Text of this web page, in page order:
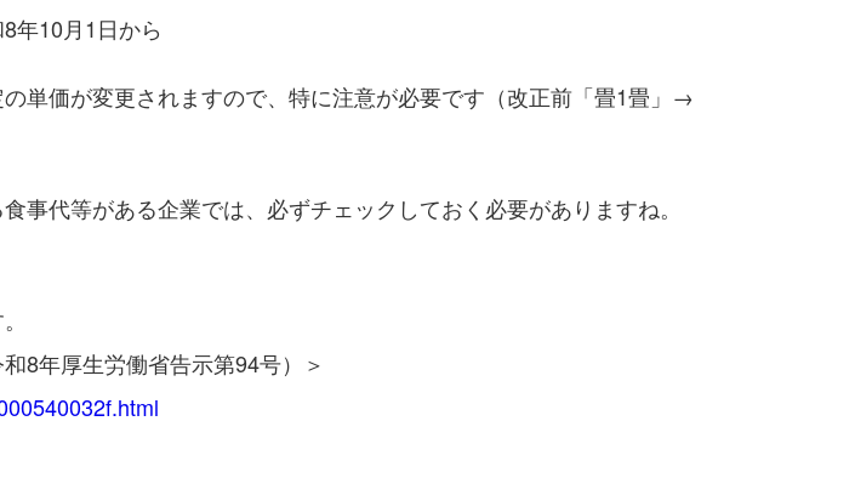
年10月1日から
単価が変更されますので、特に注意が必要です（改正前「畳1畳」→
代等がある企業では、必ずチェックしておく必要がありますね。
8年厚生労働省告示第94号）＞